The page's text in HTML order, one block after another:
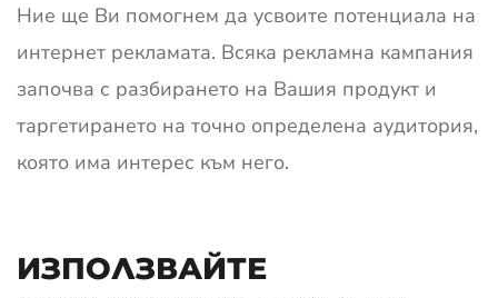
Ние ще Ви помогнем да усвоите потенциала на
интернет рекламата. Всяка рекламна кампания
започва с разбирането на Вашия продукт и
таргетирането на точно определена аудитория,
която има интерес към него.
ИЗПОЛЗВАЙТЕ